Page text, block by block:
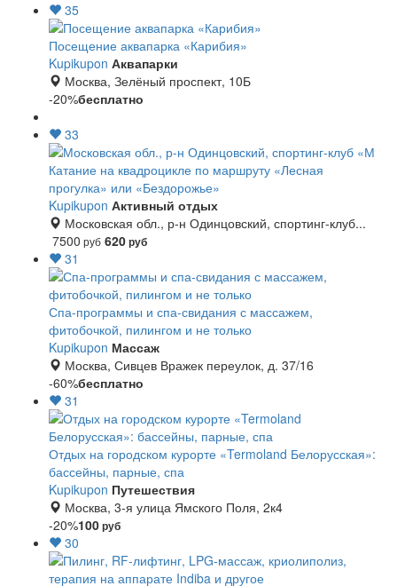
35
Посещение аквапарка «Карибия»
Kupikupon Аквапарки
Москва, Зелёный проспект, 10Б
-20%бесплатно
33
Катание на квадроцикле по маршруту «Лесная
прогулка» или «Бездорожье»
Kupikupon Активный отдых
Московская обл., р-н Одинцовский, спортинг-клуб...
7500 руб 620руб
31
Спа-программы и спа-свидания с массажем,
фитобочкой, пилингом и не только
Kupikupon Массаж
Москва, Сивцев Вражек переулок, д. 37/16
-60%бесплатно
31
Отдых на городском курорте «Termoland Белорусская»:
бассейны, парные, спа
Kupikupon Путешествия
Москва, 3-я улица Ямского Поля, 2к4
-20%100руб
30